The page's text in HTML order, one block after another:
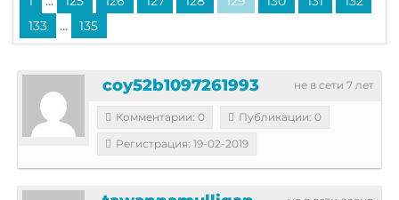
133
... 135
не в сети 7 лет
coy52b1097261993
Комментарии: 0
Публикации: 0
Регистрация: 19-02-2019